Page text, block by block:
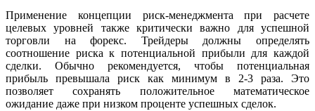
Применение концепции риск-менеджмента при расчете
целевых уровней также критически важно для успешной
торговли на форекс. Трейдеры должны определять
соотношение риска к потенциальной прибыли для каждой
сделки. Обычно рекомендуется, чтобы потенциальная
прибыль превышала риск как минимум в 2-3 раза. Это
позволяет сохранять положительное математическое
ожидание даже при низком проценте успешных сделок.